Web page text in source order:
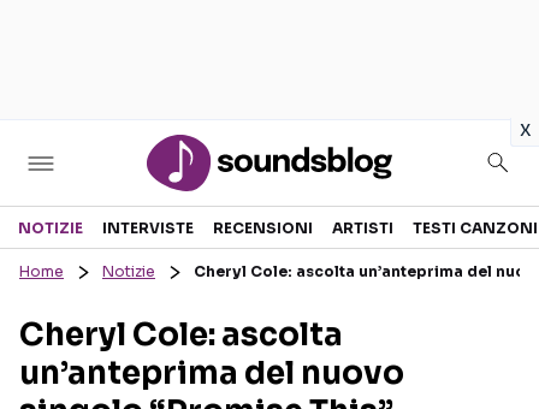
x
Sezioni
RECENSIONI MUSICALI
INTERVISTE
TESTI CANZONI
TOUR ED EVENTI
NOTIZIE INTERVISTE RECENSIONI ARTISTI TESTI CANZONI
Home Notizie Cheryl Cole: ascolta un’anteprima del
Cheryl Cole: ascolta
un’anteprima del nuovo